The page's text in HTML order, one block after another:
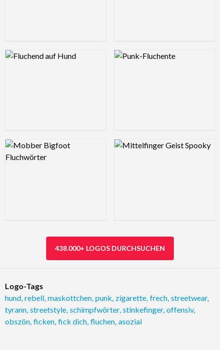
Logo Preview Image Logo Preview Image
Logo Preview Image Logo Preview Image
438.000+ LOGOS DURCHSUCHEN
Logo-Tags
hund rebell maskottchen punk zigarette frech streetwear,
tyrann streetstyle schimpfwörter, stinkefinger, offensiv,
obszön ficken fick dich fluchen asozial